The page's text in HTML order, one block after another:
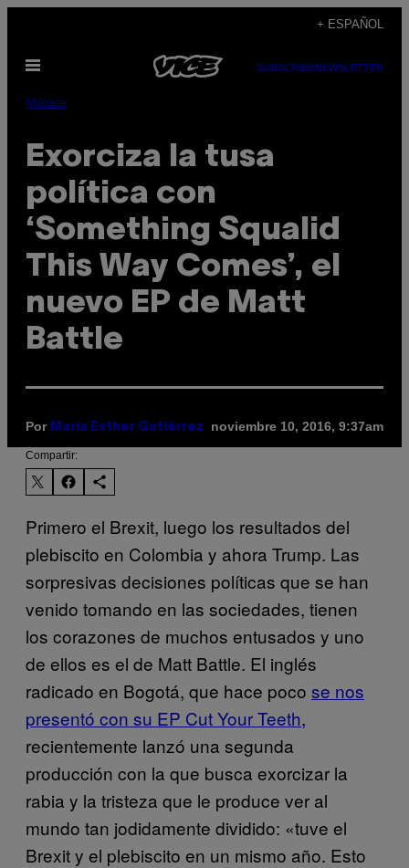
contenido
+ ESPAÑOL
Abrir
SUBSCRIBENEWSLETTER
Música
Exorciza la tusa
política con
‘Something Squalid
This Way Comes’, el
nuevo EP de Matt
Battle
Por María Esther Gutiérrez noviembre 10, 2016, 9:37am
Compartir:
Primero el Brexit, luego los resultados del
plebiscito en Colombia y ahora Trump. Las
sorpresivas decisiones políticas que se han
venido tomando en las sociedades, tienen
los corazones de muchos entusados y uno
de ellos es el de Matt Battle. El inglés
radicado en Bogotá, que hace poco se nos
presentó con su EP Cut Your Teeth,
recientemente lanzó una segunda
producción con la que busca exorcizar la
rabia y la tristeza que le produce ver al
mundo tan jodidamente dividido: «tuve el
Brexit y el plebiscito en un mismo año. Esto